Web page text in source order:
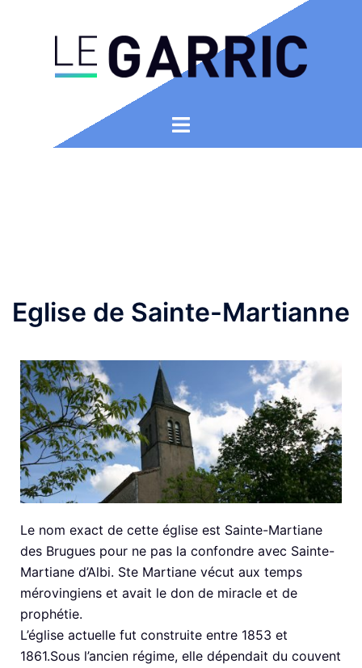
Eglise de Sainte-Martianne
Le nom exact de cette église est Sainte-Martiane
des Brugues pour ne pas la confondre avec Sainte-
Martiane d’Albi. Ste Martiane vécut aux temps
mérovingiens et avait le don de miracle et de
prophétie.
L’église actuelle fut construite entre 1853 et
1861.Sous l’ancien régime, elle dépendait du couvent